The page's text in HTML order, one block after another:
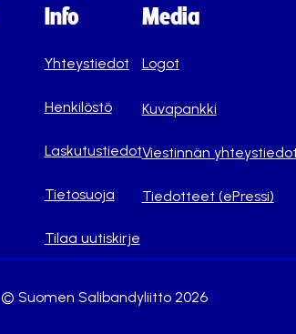
Info
Yhteystiedot
Henkilöstö
Laskutustiedot
Tietosuoja
Tilaa uutiskirje
Media
Logot
Kuvapankki
Viestinnän yhteystiedot
Tiedotteet (ePressi)
© Suomen Salibandyliitto 2026